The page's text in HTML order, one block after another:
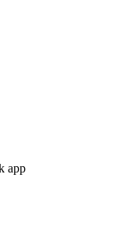
app